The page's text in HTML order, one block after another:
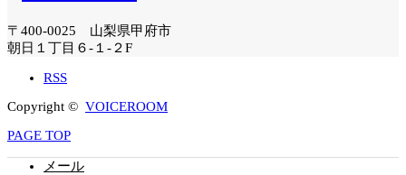
〒400-0025 山梨県甲府市
朝日１丁目６-１-２F
RSS
Copyright © VOICEROOM
PAGE TOP
メール